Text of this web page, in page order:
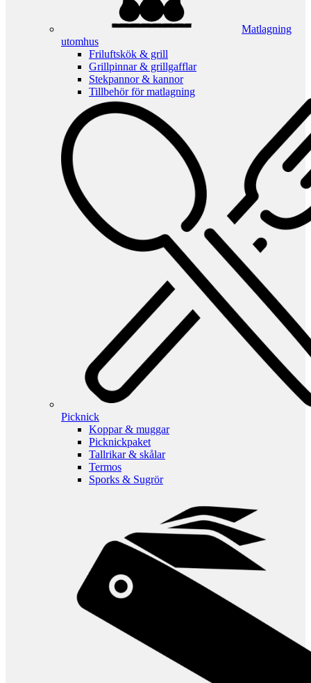
Matlagning
utomhus
Friluftskök & grill
Grillpinnar & grillgafflar
Stekpannor & kannor
Tillbehör för matlagning
Picknick
Koppar & muggar
Picknickpaket
Tallrikar & skålar
Termos
Sporks & Sugrör